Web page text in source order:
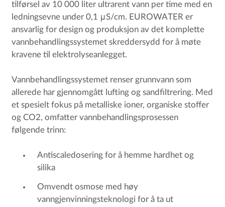
tilførsel av 10 000 liter ultrarent vann per time med en
ledningsevne under 0,1 μS/cm. EUROWATER er
ansvarlig for design og produksjon av det komplette
vannbehandlingssystemet skreddersydd for å møte
kravene til elektrolyseanlegget.
Vannbehandlingssystemet renser grunnvann som
allerede har gjennomgått lufting og sandfiltrering. Med
et spesielt fokus på metalliske ioner, organiske stoffer
og CO2, omfatter vannbehandlingsprosessen
følgende trinn:
Antiscaledosering for å hemme hardhet og
silika
Omvendt osmose med høy
vanngjenvinningsteknologi for å ta ut